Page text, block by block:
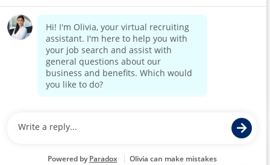
Avviso di copyright
Contattaci
Home Corporate
©2017 Boston Scientific o le sue affiliate. Tutti i diritti riservati.